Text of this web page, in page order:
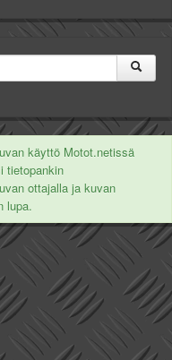
käyttö Motot.netissä
tietopankin
ottajalla ja kuvan
lupa.